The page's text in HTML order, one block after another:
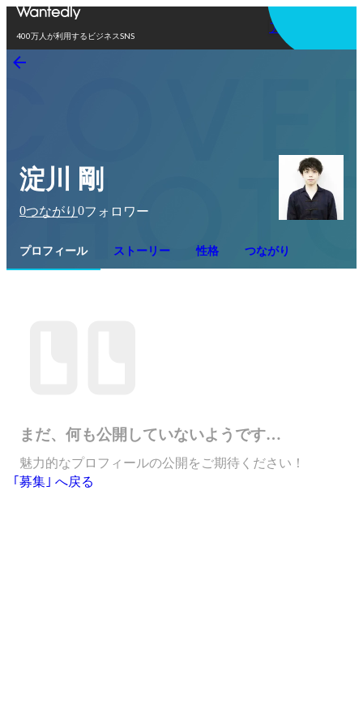
400万人が利用するビジネスSNS
アプリを使う
淀川 剛
0つながり 0フォロワー
プロフィール ストーリー 性格 つながり
まだ、何も公開していないようです…
魅力的なプロフィールの公開をご期待ください！
｢募集｣ へ戻る